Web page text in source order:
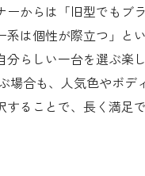
ーからは「旧型でもブ
系は個性が際立つ」と
分らしい一台を選ぶ楽
場合も、人気色やボデ
することで、長く満足